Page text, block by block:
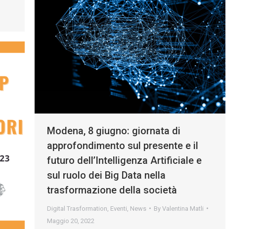
Modena, 8 giugno: giornata di
approfondimento sul presente e il
futuro dell’Intelligenza Artificiale e
sul ruolo dei Big Data nella
trasformazione della società
Digital Trasformation Eventi News By Valentina Matli
Maggio 20, 2022